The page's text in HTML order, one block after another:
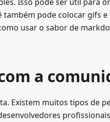
também pode colocar gifs
usar o sabor de
a
Existem muitos tipos de